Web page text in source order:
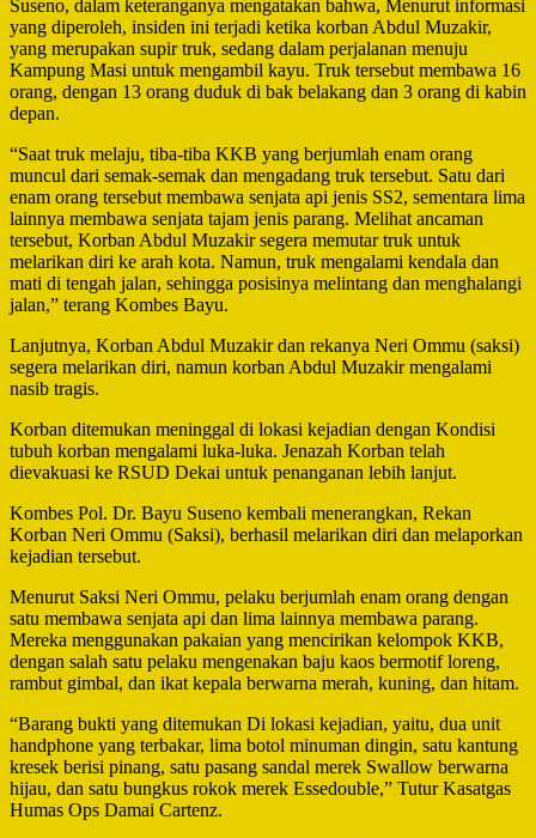
Suseno, dalam keteranganya mengatakan bahwa, Menurut informasi
yang diperoleh, insiden ini terjadi ketika korban Abdul Muzakir,
yang merupakan supir truk, sedang dalam perjalanan menuju
Kampung Masi untuk mengambil kayu. Truk tersebut membawa 16
orang, dengan 13 orang duduk di bak belakang dan 3 orang di kabin
depan.
“Saat truk melaju, tiba-tiba KKB yang berjumlah enam orang
muncul dari semak-semak dan mengadang truk tersebut. Satu dari
enam orang tersebut membawa senjata api jenis SS2, sementara lima
lainnya membawa senjata tajam jenis parang. Melihat ancaman
tersebut, Korban Abdul Muzakir segera memutar truk untuk
melarikan diri ke arah kota. Namun, truk mengalami kendala dan
mati di tengah jalan, sehingga posisinya melintang dan menghalangi
jalan,” terang Kombes Bayu.
Lanjutnya, Korban Abdul Muzakir dan rekanya Neri Ommu (saksi)
segera melarikan diri, namun korban Abdul Muzakir mengalami
nasib tragis.
Korban ditemukan meninggal di lokasi kejadian dengan Kondisi
tubuh korban mengalami luka-luka. Jenazah Korban telah
dievakuasi ke RSUD Dekai untuk penanganan lebih lanjut.
Kombes Pol. Dr. Bayu Suseno kembali menerangkan, Rekan
Korban Neri Ommu (Saksi), berhasil melarikan diri dan melaporkan
kejadian tersebut.
Menurut Saksi Neri Ommu, pelaku berjumlah enam orang dengan
satu membawa senjata api dan lima lainnya membawa parang.
Mereka menggunakan pakaian yang mencirikan kelompok KKB,
dengan salah satu pelaku mengenakan baju kaos bermotif loreng,
rambut gimbal, dan ikat kepala berwarna merah, kuning, dan hitam.
“Barang bukti yang ditemukan Di lokasi kejadian, yaitu, dua unit
handphone yang terbakar, lima botol minuman dingin, satu kantung
kresek berisi pinang, satu pasang sandal merek Swallow berwarna
hijau, dan satu bungkus rokok merek Essedouble,” Tutur Kasatgas
Humas Ops Damai Cartenz.